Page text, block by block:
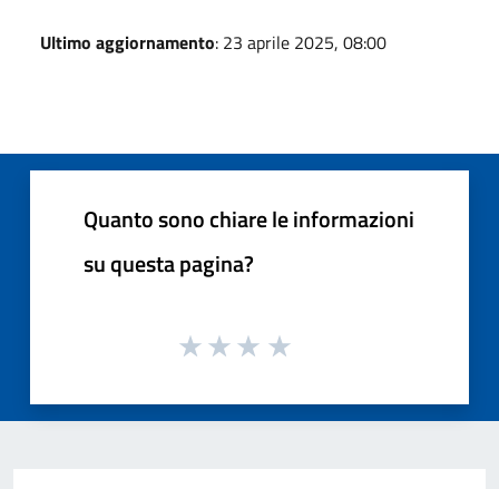
Ultimo aggiornamento: 23 aprile 2025, 08:00
Quanto sono chiare le informazioni
su questa pagina?